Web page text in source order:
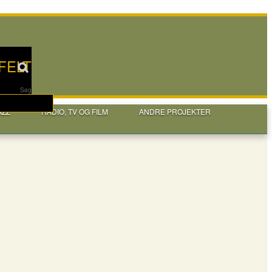
Søg
RADIO, TV OG FILM
ANDRE PROJEKTER